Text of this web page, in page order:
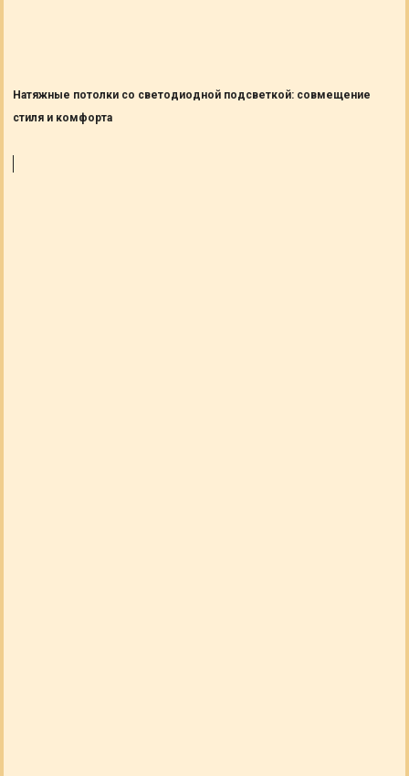
Натяжные потолки со светодиодной подсветкой: совмещение
стиля и комфорта